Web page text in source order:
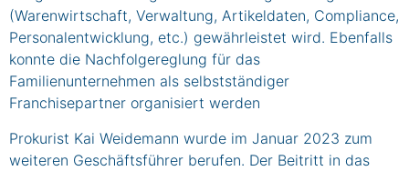
(Warenwirtschaft, Verwaltung, Artikeldaten, Compliance,
Personalentwicklung, etc.) gewährleistet wird. Ebenfalls
konnte die Nachfolgereglung für das
Familienunternehmen als selbstständiger
Franchisepartner organisiert werden
Prokurist Kai Weidemann wurde im Januar 2023 zum
weiteren Geschäftsführer berufen. Der Beitritt in das